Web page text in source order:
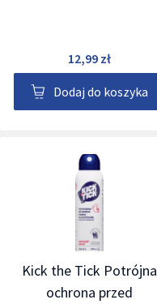
12,99 zł
Dodaj do koszyka
Kick the Tick Potrójna
ochrona przed